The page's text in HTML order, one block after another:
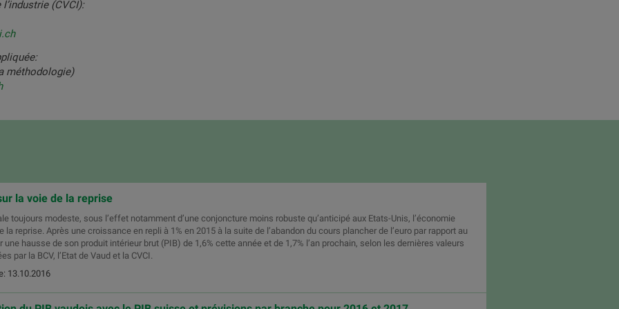
(CVCI):
méthodologie)
la voie de la reprise
toujours modeste, sous l’effet notamment d’une conjoncture moins robuste qu’anticipé aux Etats-Unis, l’économie
reprise. Après une croissance en repli à 1% en 2015 à la suite de l’abandon du cours plancher de l’euro par rapport au
hausse de son produit intérieur brut (PIB) de 1,6% cette année et de 1,7% l’an prochain, selon les dernières valeurs
par la BCV, l’Etat de Vaud et la CVCI.
13.10.2016